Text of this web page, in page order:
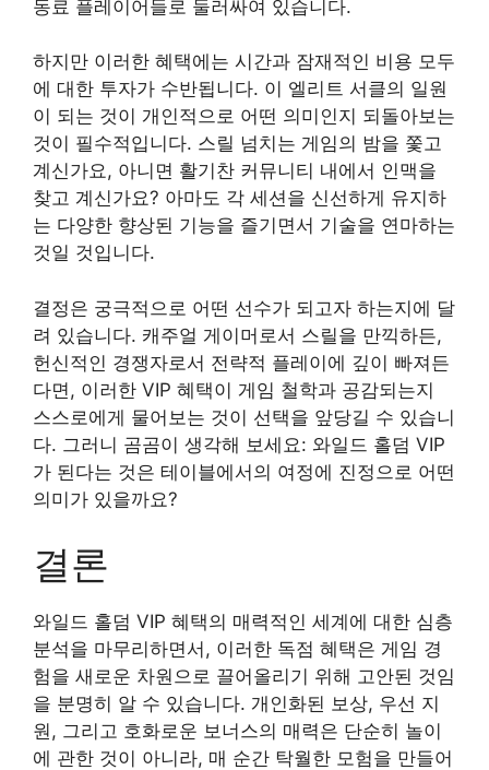
동료 플레이어들로 둘러싸여 있습니다.
하지만 이러한 혜택에는 시간과 잠재적인 비용 모두
에 대한 투자가 수반됩니다. 이 엘리트 서클의 일원
이 되는 것이 개인적으로 어떤 의미인지 되돌아보는
것이 필수적입니다. 스릴 넘치는 게임의 밤을 쫓고
계신가요, 아니면 활기찬 커뮤니티 내에서 인맥을
찾고 계신가요? 아마도 각 세션을 신선하게 유지하
는 다양한 향상된 기능을 즐기면서 기술을 연마하는
것일 것입니다.
결정은 궁극적으로 어떤 선수가 되고자 하는지에 달
려 있습니다. 캐주얼 게이머로서 스릴을 만끽하든,
헌신적인 경쟁자로서 전략적 플레이에 깊이 빠져든
다면, 이러한 VIP 혜택이 게임 철학과 공감되는지
스스로에게 물어보는 것이 선택을 앞당길 수 있습니
다. 그러니 곰곰이 생각해 보세요: 와일드 홀덤 VIP
가 된다는 것은 테이블에서의 여정에 진정으로 어떤
의미가 있을까요?
결론
와일드 홀덤 VIP 혜택의 매력적인 세계에 대한 심층
분석을 마무리하면서, 이러한 독점 혜택은 게임 경
험을 새로운 차원으로 끌어올리기 위해 고안된 것임
을 분명히 알 수 있습니다. 개인화된 보상, 우선 지
원, 그리고 호화로운 보너스의 매력은 단순히 놀이
에 관한 것이 아니라, 매 순간 탁월한 모험을 만들어